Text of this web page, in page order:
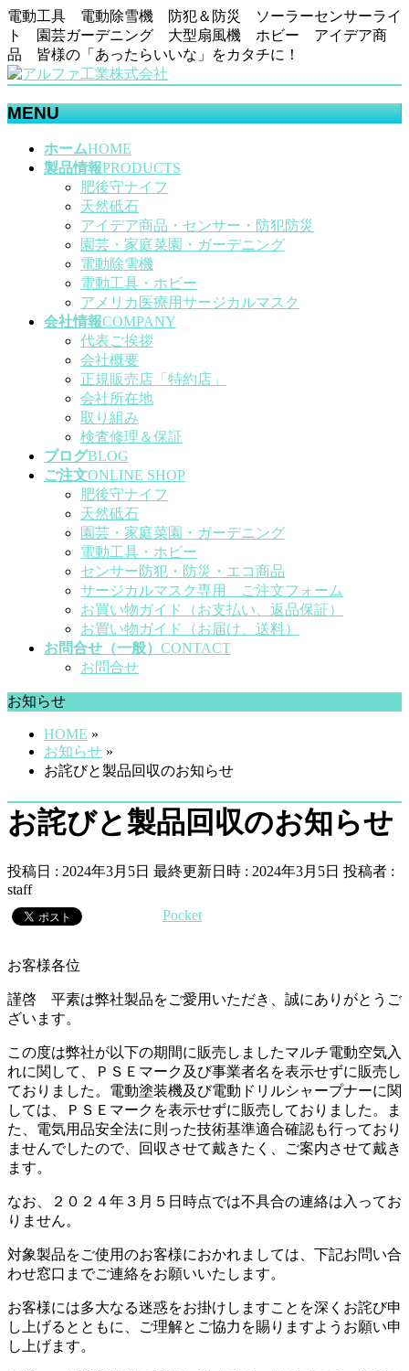
電動工具 電動除雪機 防犯＆防災 ソーラーセンサーライ
ト 園芸ガーデニング 大型扇風機 ホビー アイデア商
品 皆様の「あったらいいな」をカタチに！
MENU
ホームHOME
製品情報PRODUCTS
肥後守ナイフ
天然砥石
アイデア商品・センサー・防犯防災
園芸・家庭菜園・ガーデニング
電動除雪機
電動工具・ホビー
アメリカ医療用サージカルマスク
会社情報COMPANY
代表ご挨拶
会社概要
正規販売店「特約店」
会社所在地
取り組み
検査修理＆保証
ブログBLOG
ご注文ONLINE SHOP
肥後守ナイフ
天然砥石
園芸・家庭菜園・ガーデニング
電動工具・ホビー
センサー防犯・防災・エコ商品
サージカルマスク専用 ご注文フォーム
お買い物ガイド（お支払い、返品保証）
お買い物ガイド（お届け、送料）
お問合せ（一般） CONTACT
お問合せ
お知らせ
HOME »
お知らせ »
お詫びと製品回収のお知らせ
お詫びと製品回収のお知らせ
投稿日 : 2024年3月5日 最終更新日時 : 2024年3月5日 投稿者 :
staff
Pocket
お客様各位
謹啓 平素は弊社製品をご愛用いただき、誠にありがとうご
ざいます。
この度は弊社が以下の期間に販売しましたマルチ電動空気入
れに関して、ＰＳＥマーク及び事業者名を表示せずに販売し
ておりました。電動塗装機及び電動ドリルシャープナーに関
しては、ＰＳＥマークを表示せずに販売しておりました。ま
た、電気用品安全法に則った技術基準適合確認も行っており
ませんでしたので、回収させて戴きたく、ご案内させて戴き
ます。
なお、２０２４年３月５日時点では不具合の連絡は入ってお
りません。
対象製品をご使用のお客様におかれましては、下記お問い合
わせ窓口までご連絡をお願いいたします。
お客様には多大なる迷惑をお掛けしますことを深くお詫び申
し上げるとともに、ご理解とご協力を賜りますようお願い申
し上げます。